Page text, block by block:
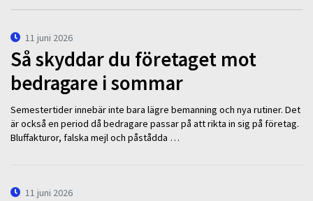
11 juni 2026
Så skyddar du företaget mot
bedragare i sommar
Semestertider innebär inte bara lägre bemanning och nya rutiner. Det
är också en period då bedragare passar på att rikta in sig på företag.
Bluffakturor, falska mejl och påstådda …
11 juni 2026